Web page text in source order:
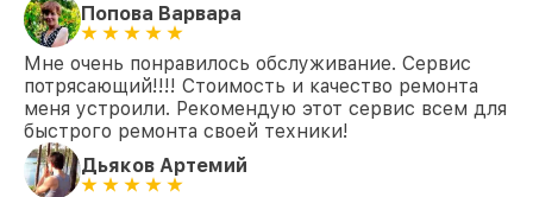
Попова Варвара
Мне очень понравилось обслуживание. Сервис
потрясающий!!!! Стоимость и качество ремонта
меня устроили. Рекомендую этот сервис всем для
быстрого ремонта своей техники!
Дьяков Артемий